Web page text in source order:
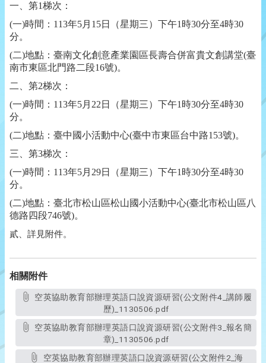
一、第1梯次：
(一)時間：113年5月15日（星期三）下午1時30分至4時30
分。
(二)地點：臺南文化創意產業園區長壽合併富貴文創講堂(臺
南市東區北門路二段16號)。
二、第2梯次：
(一)時間：113年5月22日（星期三）下午1時30分至4時30
分。
(二)地點：臺中國小活動中心(臺中市東區台中路153號)。
三、第3梯次：
(一)時間：113年5月29日（星期三）下午1時30分至4時30
分。
(二)地點：臺北市松山區松山國小活動中心(臺北市松山區八
德路四段746號)。
貳、 詳見附件。
相關附件
歷)_1130506.pdf
章)_1130506.pdf